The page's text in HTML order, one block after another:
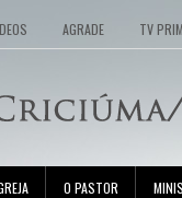
AGRADE TV
O PASTOR